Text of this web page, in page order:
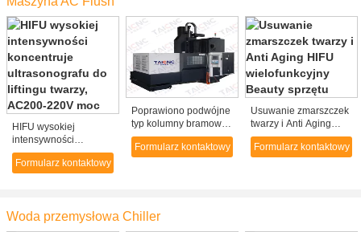
HIFU wysokiej
intensywności
koncentruje
ultrasonografu do
Formularz kontaktowy
Poprawiono podwójne
typ kolumny bramowe
CNC pionowe centrum
LM1300
Formularz kontaktowy
Usuwanie zmarszczek
twarzy i Anti Aging
HIFU wielofunkcyjny
Beauty sprzętu
Formularz kontaktowy
Woda przemysłowa Chiller